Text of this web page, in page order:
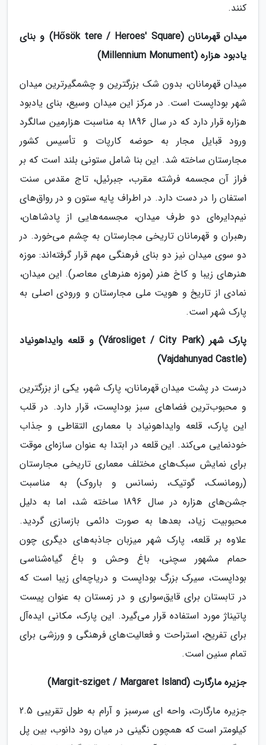
کنند.
میدان قهرمانان (Hősök tere / Heroes' Square) و بنای
یادبود هزاره (Millennium Monument)
میدان قهرمانان، بدون شک بزرگترین و چشمگیرترین میدان
شهر بوداپست است. در مرکز این میدان وسیع، بنای یادبود
هزاره قرار دارد که در سال 1896 به مناسبت هزارمین سالگرد
ورود قبایل مجار به حوضه کارپات و تأسیس کشور
مجارستان ساخته شد. این بنا شامل ستونی بلند است که بر
فراز آن مجسمه فرشته مقرب، جبرئیل، تاج مقدس سنت
استفان را در دست دارد. در اطراف پایه ستون و در رواق‌های
نیم‌دایره‌ای دو طرف میدان، مجسمه‌هایی از پادشاهان،
رهبران و قهرمانان تاریخی مجارستان به چشم می‌خورد. در
دو سوی میدان نیز دو بنای فرهنگی مهم قرار گرفته‌اند: موزه
هنرهای زیبا و کاخ هنر (موزه هنرهای معاصر). این میدان،
نمادی از تاریخ و هویت ملی مجارستان و ورودی اصلی به
پارک شهر است.
پارک شهر (Városliget / City Park) و قلعه وایداهونیاد
(Vajdahunyad Castle)
درست در پشت میدان قهرمانان، پارک شهر، یکی از بزرگترین
و محبوب‌ترین فضاهای سبز بوداپست، قرار دارد. در قلب
این پارک، قلعه وایداهونیاد با معماری التقاطی و جذاب
خودنمایی می‌کند. این قلعه در ابتدا به عنوان سازه‌ای موقت
برای نمایش سبک‌های مختلف معماری تاریخی مجارستان
(رومانسک، گوتیک، رنسانس و باروک) به مناسبت
جشن‌های هزاره در سال 1896 ساخته شد، اما به دلیل
محبوبیت زیاد، بعدها به صورت دائمی بازسازی گردید.
علاوه بر قلعه، پارک شهر میزبان جاذبه‌های دیگری چون
حمام مشهور سچنی، باغ وحش و باغ گیاه‌شناسی
بوداپست، سیرک بزرگ بوداپست و دریاچه‌ای زیبا است که
در تابستان برای قایق‌سواری و در زمستان به عنوان پیست
پاتیناژ مورد استفاده قرار می‌گیرد. این پارک، مکانی ایده‌آل
برای تفریح، استراحت و فعالیت‌های فرهنگی و ورزشی برای
تمام سنین است.
جزیره مارگارت (Margit-sziget / Margaret Island)
جزیره مارگارت، واحه ای سرسبز و آرام به طول تقریبی 2.5
کیلومتر است که همچون نگینی در میان رود دانوب، بین پل